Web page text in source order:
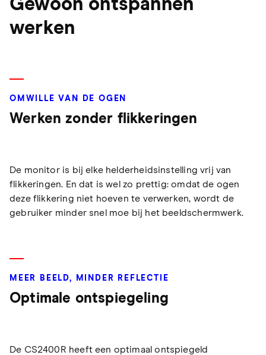
Gewoon ontspannen
werken
OMWILLE VAN DE OGEN
Werken zonder flikkeringen
De monitor is bij elke helderheidsinstelling vrij van
flikkeringen. En dat is wel zo prettig: omdat de ogen
deze flikkering niet hoeven te verwerken, wordt de
gebruiker minder snel moe bij het beeldschermwerk.
MEER BEELD, MINDER REFLECTIE
Optimale ontspiegeling
De CS2400R heeft een optimaal ontspiegeld